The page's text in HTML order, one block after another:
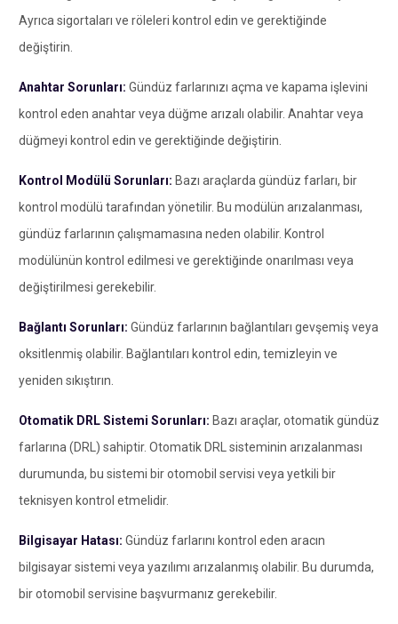
Ayrıca sigortaları ve röleleri kontrol edin ve gerektiğinde
değiştirin.
Anahtar Sorunları: Gündüz farlarınızı açma ve kapama işlevini
kontrol eden anahtar veya düğme arızalı olabilir. Anahtar veya
düğmeyi kontrol edin ve gerektiğinde değiştirin.
Kontrol Modülü Sorunları: Bazı araçlarda gündüz farları, bir
kontrol modülü tarafından yönetilir. Bu modülün arızalanması,
gündüz farlarının çalışmamasına neden olabilir. Kontrol
modülünün kontrol edilmesi ve gerektiğinde onarılması veya
değiştirilmesi gerekebilir.
Bağlantı Sorunları: Gündüz farlarının bağlantıları gevşemiş veya
oksitlenmiş olabilir. Bağlantıları kontrol edin, temizleyin ve
yeniden sıkıştırın.
Otomatik DRL Sistemi Sorunları: Bazı araçlar, otomatik gündüz
farlarına (DRL) sahiptir. Otomatik DRL sisteminin arızalanması
durumunda, bu sistemi bir otomobil servisi veya yetkili bir
teknisyen kontrol etmelidir.
Bilgisayar Hatası: Gündüz farlarını kontrol eden aracın
bilgisayar sistemi veya yazılımı arızalanmış olabilir. Bu durumda,
bir otomobil servisine başvurmanız gerekebilir.